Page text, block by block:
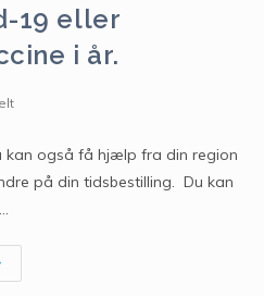
19 eller
i år.
kan også få hjælp fra din region
på din tidsbestilling. Du kan